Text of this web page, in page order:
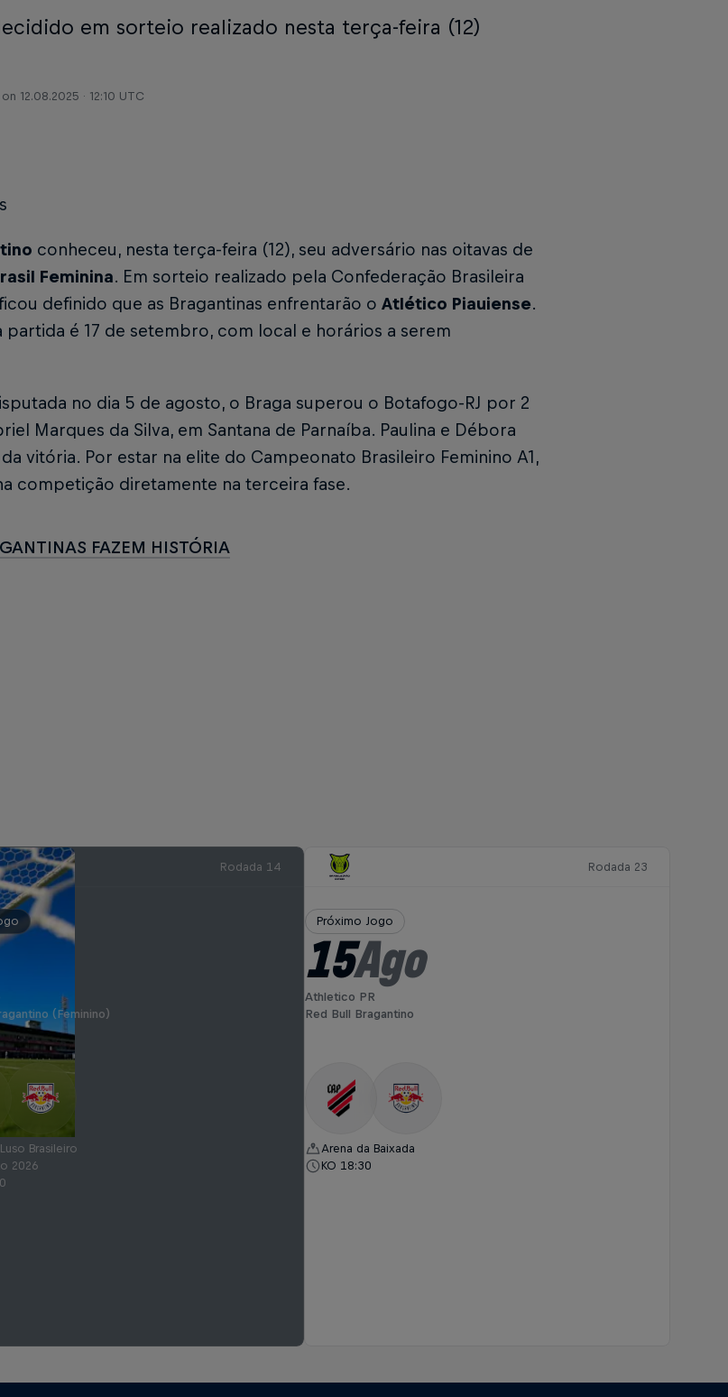
em sorteio realizado nesta terça-feira (12)
on 12.08.2025 · 12:10 UTC
conheceu, nesta terça-feira (12), seu adversário nas oitavas de
Feminina. Em sorteio realizado pela Confederação Brasileira
definido que as Bragantinas enfrentarão o Atlético Piauiense.
partida é 17 de setembro, com local e horários a serem
no dia 5 de agosto, o Braga superou o Botafogo-RJ por 2
Marques da Silva, em Santana de Parnaíba. Paulina e Débora
vitória. Por estar na elite do Campeonato Brasileiro Feminino A1,
competição diretamente na terceira fase.
FAZEM HISTÓRIA
Rodada 14
(Feminino)
Brasileiro
2026
Rodada 23
Próximo Jogo
15Ago
Athletico PR
Red Bull Bragantino
Arena da Baixada
KO 18:30